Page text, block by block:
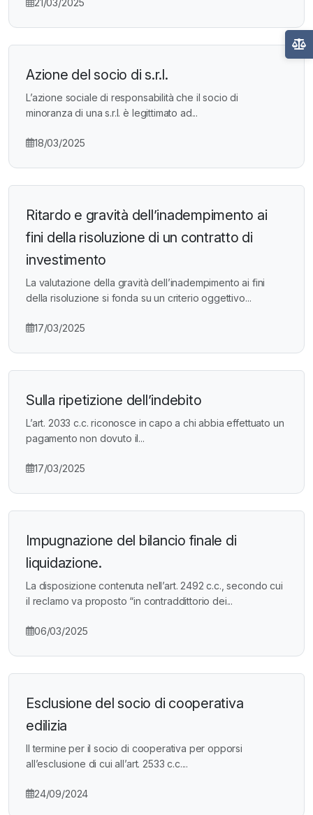
21/03/2025
Azione del socio di s.r.l.
L’azione sociale di responsabilità che il socio di
minoranza di una s.r.l. è legittimato ad...
18/03/2025
Ritardo e gravità dell’inadempimento ai
fini della risoluzione di un contratto di
investimento
La valutazione della gravità dell’inadempimento ai fini
della risoluzione si fonda su un criterio oggettivo...
17/03/2025
Sulla ripetizione dell’indebito
L’art. 2033 c.c. riconosce in capo a chi abbia effettuato un
pagamento non dovuto il...
17/03/2025
Impugnazione del bilancio finale di
liquidazione.
La disposizione contenuta nell’art. 2492 c.c., secondo cui
il reclamo va proposto “in contraddittorio dei...
06/03/2025
Esclusione del socio di cooperativa
edilizia
Il termine per il socio di cooperativa per opporsi
all’esclusione di cui all’art. 2533 c.c....
24/09/2024